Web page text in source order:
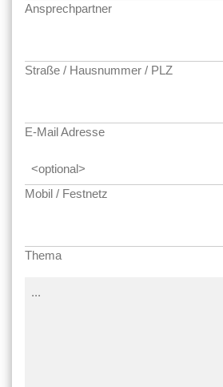
Ansprechpartner
Straße / Hausnummer / PLZ
E-Mail Adresse
Mobil / Festnetz
Thema